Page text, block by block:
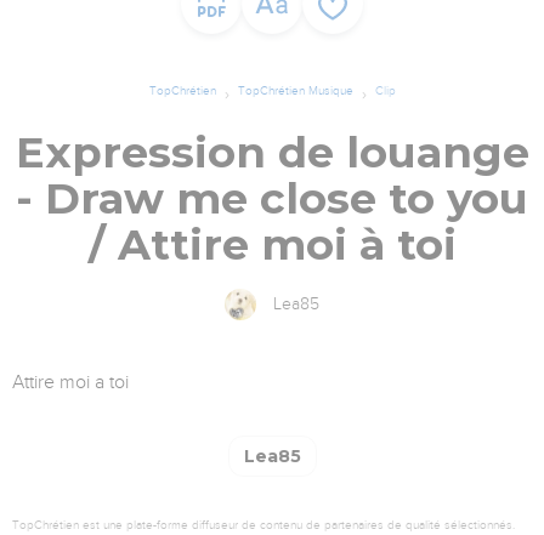
TopChrétien TopChrétien Musique Clip
Expression de louange
- Draw me close to you
/ Attire moi à toi
Lea85
Attire moi a toi
Lea85
TopChrétien est une plate-forme diffuseur de contenu de partenaires de qualité sélectionnés.